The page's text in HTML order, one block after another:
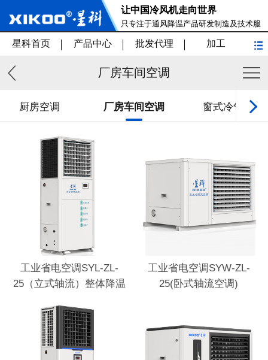
让中国冷风机走向世界
只专注于通风降温产品研发制造及技术服
务
星科首页 产品中心 批发代理 加工
厂房车间空调
厨房空调 厂房车间空调 窗式冷气机
工业省电空调SYL-ZL-
25（立式轴流）整体降温
工业省电空调SYW-ZL-
25(卧式轴流空调)